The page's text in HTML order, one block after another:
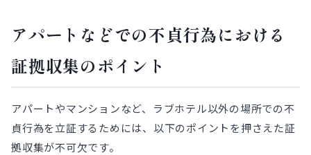
アパートなどでの不貞行為における
証拠収集のポイント
アパートやマンションなど、ラブホテル以外の場所での不
貞行為を立証するためには、以下のポイントを押さえた証
拠収集が不可欠です。